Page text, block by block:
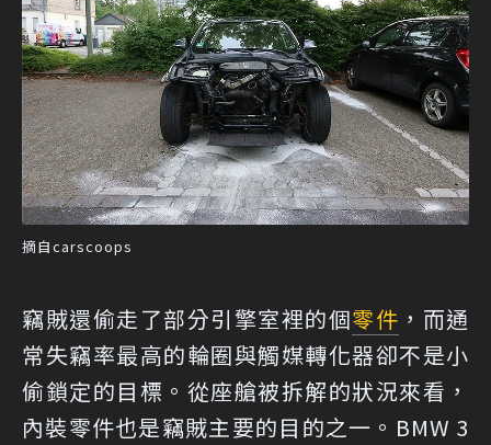
摘自carscoops
竊賊還偷走了部分引擎室裡的個零件 ，而通
常失竊率最高的輪圈與觸媒轉化器卻不是小
偷鎖定的目標。從座艙被拆解的狀況來看，
內裝零件也是竊賊主要的目的之一。BMW 3